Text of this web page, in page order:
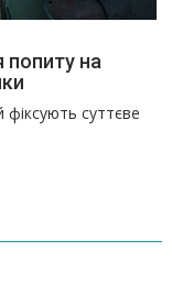
на
фіксують суттєве